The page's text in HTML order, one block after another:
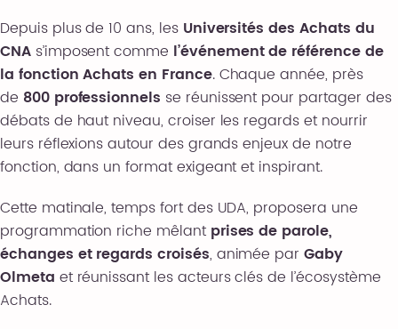
Depuis plus de 10 ans, les Universités des Achats du
CNAs’imposent comme l’événement de référence de
la fonction Achats en France. Chaque année, près
de 800 professionnels se réunissent pour partager des
débats de haut niveau, croiser les regards et nourrir
leurs réflexions autour des grands enjeux de notre
fonction, dans un format exigeant et inspirant.
Cette matinale, temps fort des UDA, proposera une
programmation riche mêlant prises de parole,
échanges et regards croisés, animée parGaby
Olmeta et réunissant les acteurs clés de l’écosystème
Achats.